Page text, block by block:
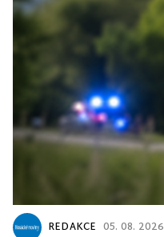
REDAKCE 05. 08. 2026